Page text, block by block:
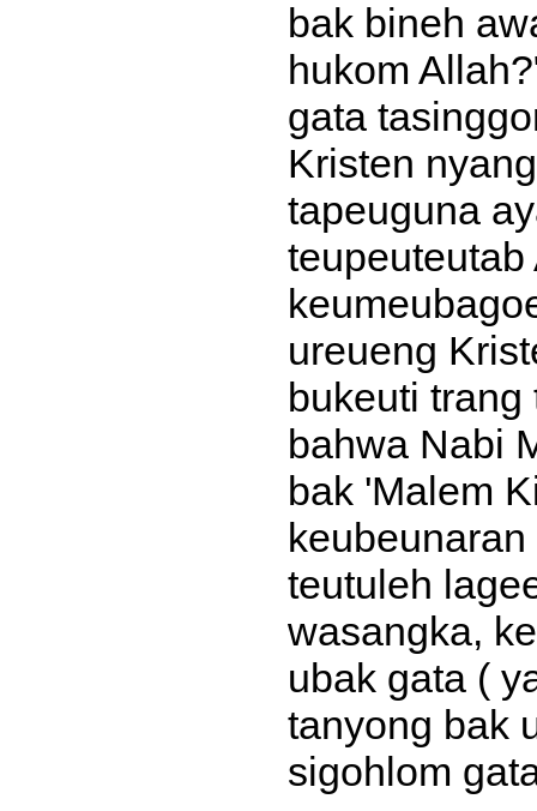
bak bineh
hukom
gata
Kristen
tapeuguna
ureueng
bukeuti
bahwa Nabi
bak 'Malem
teutuleh
wasangka,
ubak gata (
tanyong bak
sigohlom